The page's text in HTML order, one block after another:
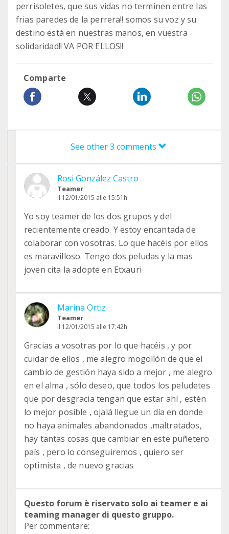
perrisoletes, que sus vidas no terminen entre las
frias paredes de la perrera!! somos su voz y su
destino está en nuestras manos, en vuestra
solidaridad!! VA POR ELLOS!!
Comparte
See other 3 comments
Rosi González Castro
Teamer
il 12/01/2015 alle 15:51h
Yo soy teamer de los dos grupos y del
recientemente creado. Y estoy encantada de
colaborar con vosotras. Lo que hacéis por ellos
es maravilloso. Tengo dos peludas y la mas
joven cita la adopte en Etxauri
Marina Ortiz
Teamer
il 12/01/2015 alle 17:42h
Gracias a vosotras por lo que hacéis , y por
cuidar de ellos , me alegro mogollón de que el
cambio de gestión haya sido a mejor , me alegro
en el alma , sólo deseo, que todos los peludetes
que por desgracia tengan que estar ahí , estén
lo mejor posible , ojalá llegue un día en donde
no haya animales abandonados ,maltratados,
hay tantas cosas que cambiar en este puñetero
país , pero lo conseguiremos , quiero ser
optimista , de nuevo gracias
Questo forum è riservato solo ai teamer e ai
teaming manager di questo gruppo.
Per commentare: